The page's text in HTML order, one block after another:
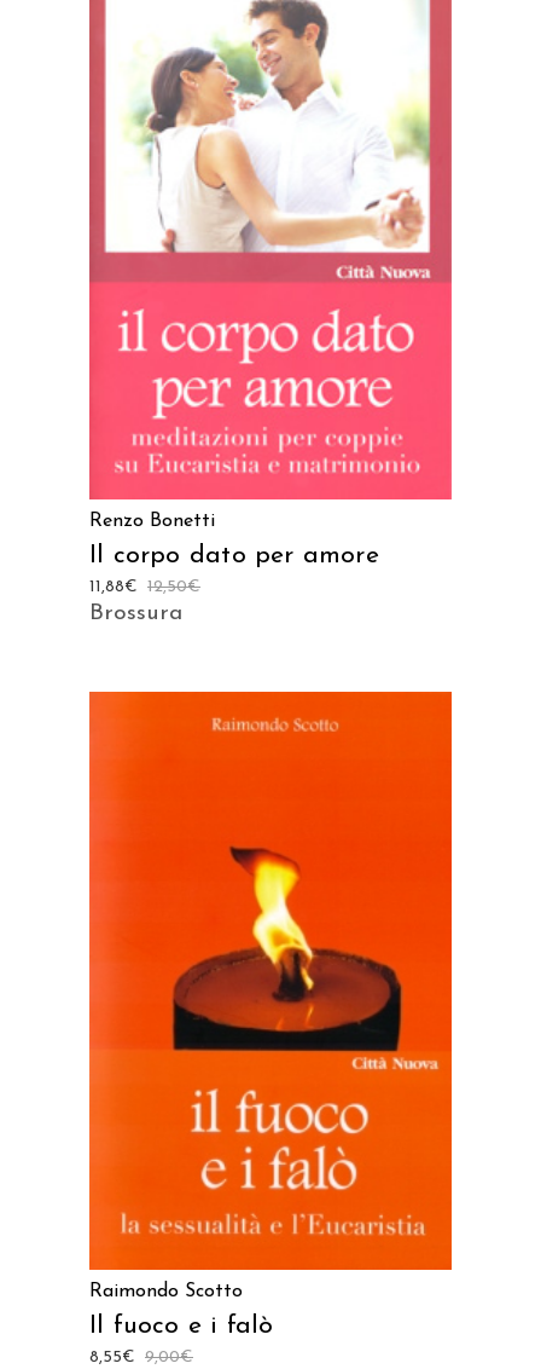
AGGIUNGI AL CARRELLO
Renzo Bonetti
Il corpo dato per amore
12,50€
11,88€
Brossura
AGGIUNGI AL CARRELLO
Raimondo Scotto
Il fuoco e i falò
9,00€
8,55€